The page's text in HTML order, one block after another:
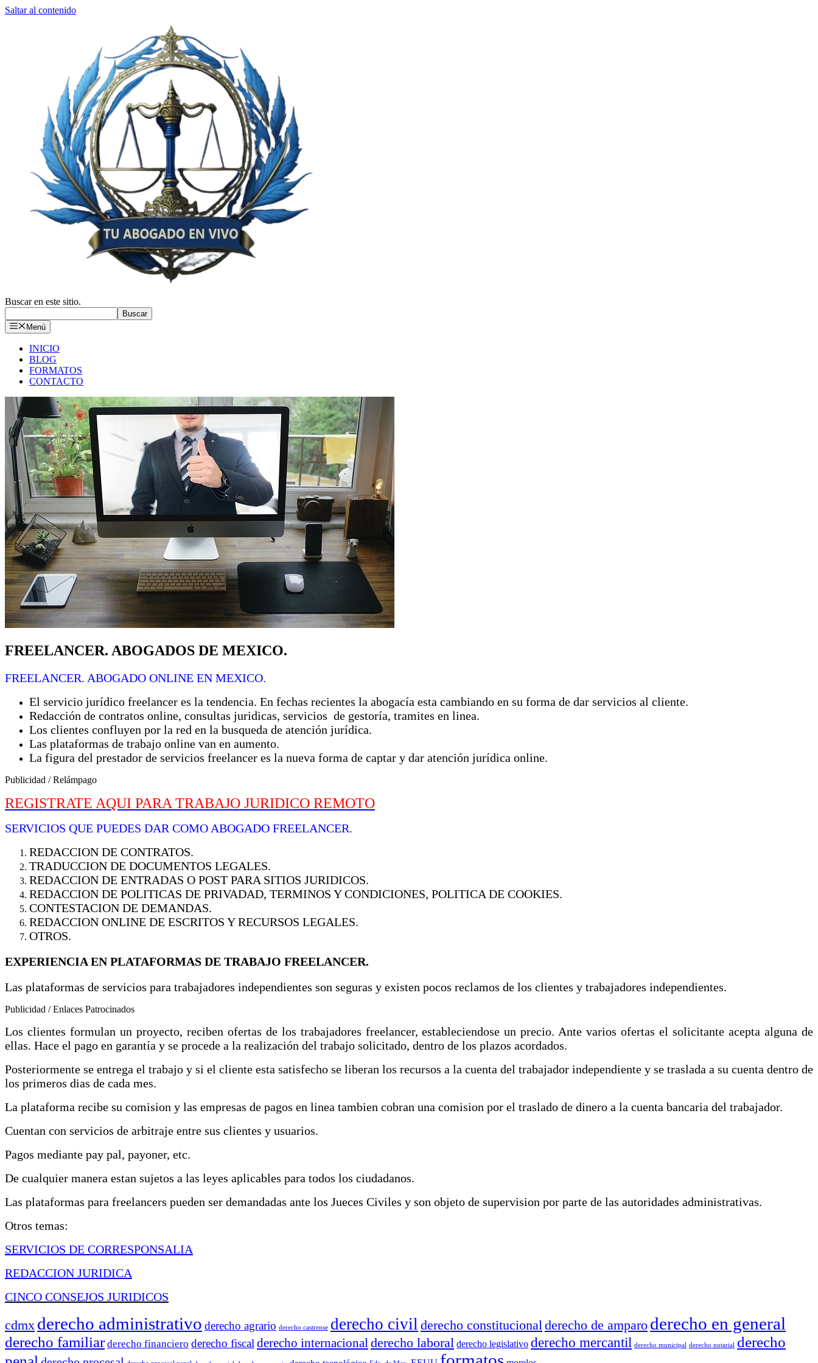
Saltar al contenido
Buscar en este sitio.
Buscar
Menú
INICIO
BLOG
FORMATOS
CONTACTO
FREELANCER. ABOGADOS DE MEXICO.
FREELANCER. ABOGADO ONLINE EN MEXICO.
El servicio jurídico freelancer es la tendencia. En fechas recientes la abogacía esta cambiando en su forma de dar servicios al cliente.
Redacción de contratos online, consultas juridicas, servicios de gestoría, tramites en linea.
Los clientes confluyen por la red en la busqueda de atención jurídica.
Las plataformas de trabajo online van en aumento.
La figura del prestador de servicios freelancer es la nueva forma de captar y dar atención jurídica online.
Publicidad / Relámpago
REGISTRATE AQUI PARA TRABAJO JURIDICO REMOTO
SERVICIOS QUE PUEDES DAR COMO ABOGADO FREELANCER.
REDACCION DE CONTRATOS.
TRADUCCION DE DOCUMENTOS LEGALES.
REDACCION DE ENTRADAS O POST PARA SITIOS JURIDICOS.
REDACCION DE POLITICAS DE PRIVADAD, TERMINOS Y CONDICIONES, POLITICA DE COOKIES.
CONTESTACION DE DEMANDAS.
REDACCION ONLINE DE ESCRITOS Y RECURSOS LEGALES.
OTROS.
EXPERIENCIA EN PLATAFORMAS DE TRABAJO FREELANCER.
Las plataformas de servicios para trabajadores independientes son seguras y existen pocos reclamos de los clientes y trabajadores independientes.
Publicidad / Enlaces Patrocinados
Los clientes formulan un proyecto, reciben ofertas de los trabajadores freelancer, estableciendose un precio. Ante varios ofertas el solicitante acepta alguna de
ellas. Hace el pago en garantía y se procede a la realización del trabajo solicitado, dentro de los plazos acordados.
Posteriormente se entrega el trabajo y si el cliente esta satisfecho se liberan los recursos a la cuenta del trabajador independiente y se traslada a su cuenta dentro de
los primeros dias de cada mes.
La plataforma recibe su comision y las empresas de pagos en linea tambien cobran una comision por el traslado de dinero a la cuenta bancaria del trabajador.
Cuentan con servicios de arbitraje entre sus clientes y usuarios.
Pagos mediante pay pal, payoner, etc.
De cualquier manera estan sujetos a las leyes aplicables para todos los ciudadanos.
Las plataformas para freelancers pueden ser demandadas ante los Jueces Civiles y son objeto de supervision por parte de las autoridades administrativas.
Otros temas:
SERVICIOS DE CORRESPONSALIA
REDACCION JURIDICA
CINCO CONSEJOS JURIDICOS
cdmx derecho administrativo derecho agrario derecho castrense derecho civil derecho constitucional derecho de amparo derecho en general
derecho familiar derecho financiero derecho fiscal derecho internacional derecho laboral derecho legislativo derecho mercantil derecho municipal derecho notarial
derecho